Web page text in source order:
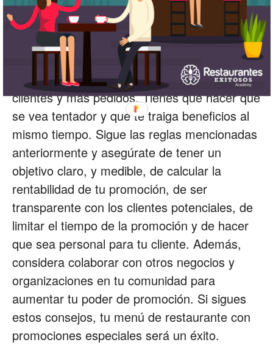
En resumen, un menú de restaurante que
incluye promociones especiales bien
pensado, puede ser una excelente
herramienta de marketing que te traiga más
clientes y más pedidos. Tienes que hacer que
se vea tentador y que te traiga beneficios al
mismo tiempo. Sigue las reglas mencionadas
anteriormente y asegúrate de tener un
objetivo claro, y medible, de calcular la
rentabilidad de tu promoción, de ser
transparente con los clientes potenciales, de
limitar el tiempo de la promoción y de hacer
que sea personal para tu cliente. Además,
considera colaborar con otros negocios y
organizaciones en tu comunidad para
aumentar tu poder de promoción. Si sigues
estos consejos, tu menú de restaurante con
promociones especiales será un éxito.